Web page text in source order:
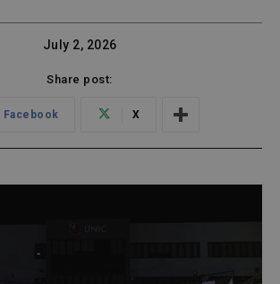
July 2, 2026
Share post:
Facebook X